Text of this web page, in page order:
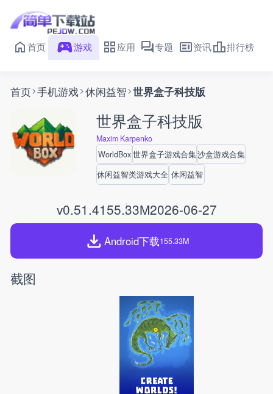
首页 游戏 应用 专题 资讯 排行榜
首页 手机游戏 休闲益智 世界盒子科技版
世界盒子科技版
Maxim Karpenko
WorldBox世界盒子游戏合集沙盒游戏合集
休闲益智类游戏大全 休闲益智
v0.51.4155.33M2026-06-27
Android下载155.33M
截图